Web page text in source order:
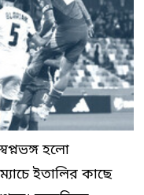
হলো
ইতালির কাছে